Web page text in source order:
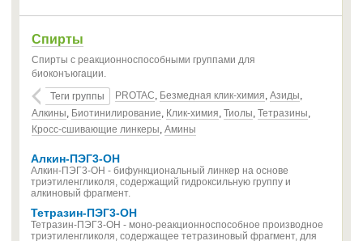
Спирты
Спирты с реакционноспособными группами для
биоконъюгации.
Теги группы
PROTAC, Безмедная клик-химия, Азиды,
Алкины, Биотинилирование, Клик-химия, Тиолы, Тетразины,
Кросс-сшивающие линкеры, Амины
Алкин-ПЭГ3-OH
Алкин-ПЭГ3-OH - бифункциональный линкер на основе
триэтиленгликоля, содержащий гидроксильную группу и
алкиновый фрагмент.
Тетразин-ПЭГ3-OH
Тетразин-ПЭГ3-OH - моно-реакционноспособное производное
триэтиленгликоля, содержащее тетразиновый фрагмент, для